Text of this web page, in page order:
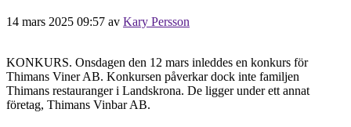
14 mars 2025 09:57 av Kary Persson
KONKURS. Onsdagen den 12 mars inleddes en konkurs för
Thimans Viner AB. Konkursen påverkar dock inte familjen
Thimans restauranger i Landskrona. De ligger under ett annat
företag, Thimans Vinbar AB.